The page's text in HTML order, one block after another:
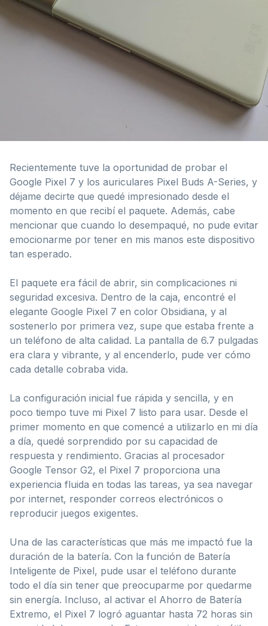
Recientemente tuve la oportunidad de probar el
Google Pixel 7 y los auriculares Pixel Buds A-Series, y
déjame decirte que quedé impresionado desde el
momento en que recibí el paquete. Además, cabe
mencionar que cuando lo desempaqué, no pude evitar
emocionarme por tener en mis manos este dispositivo
tan esperado.
El paquete era fácil de abrir, sin complicaciones ni
seguridad excesiva. Dentro de la caja, encontré el
elegante Google Pixel 7 en color Obsidiana, y al
sostenerlo por primera vez, supe que estaba frente a
un teléfono de alta calidad. La pantalla de 6.7 pulgadas
era clara y vibrante, y al encenderlo, pude ver cómo
cada detalle cobraba vida.
La configuración inicial fue rápida y sencilla, y en
poco tiempo tuve mi Pixel 7 listo para usar. Desde el
primer momento en que comencé a utilizarlo en mi día
a día, quedé sorprendido por su capacidad de
respuesta y rendimiento. Gracias al procesador
Google Tensor G2, el Pixel 7 proporciona una
experiencia fluida en todas las tareas, ya sea navegar
por internet, responder correos electrónicos o
reproducir juegos exigentes.
Una de las características que más me impactó fue la
duración de la batería. Con la función de Batería
Inteligente de Pixel, pude usar el teléfono durante
todo el día sin tener que preocuparme por quedarme
sin energía. Incluso, al activar el Ahorro de Batería
Extremo, el Pixel 7 logró aguantar hasta 72 horas sin